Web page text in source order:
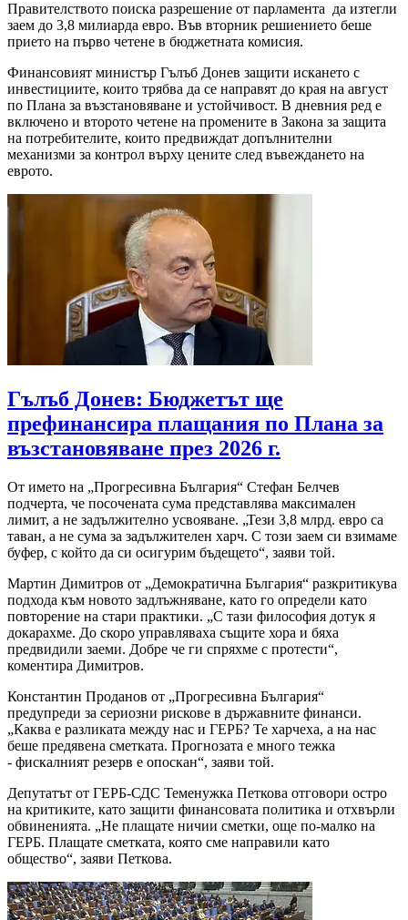
Правителството поиска разрешение от парламента да изтегли
заем до 3,8 милиарда евро. Във вторник решиението беше
прието на първо четене в бюджетната комисия.
Финансовият министър Гълъб Донев защити искането с
инвестициите, които трябва да се направят до края на август
по Плана за възстановяване и устойчивост. В дневния ред е
включено и второто четене на промените в Закона за защита
на потребителите, които предвиждат допълнителни
механизми за контрол върху цените след въвеждането на
еврото.
Гълъб Донев: Бюджетът ще
префинансира плащания по Плана за
възстановяване през 2026 г.
От името на „Прогресивна България“ Стефан Белчев
подчерта, че посочената сума представлява максимален
лимит, а не задължително усвояване. „Тези 3,8 млрд. евро са
таван, а не сума за задължителен харч. С този заем си взимаме
буфер, с който да си осигурим бъдещето“, заяви той.
Мартин Димитров от „Демократична България“ разкритикува
подхода към новото задлъжняване, като го определи като
повторение на стари практики. „С тази философия дотук я
докарахме. До скоро управляваха същите хора и бяха
предвидили заеми. Добре че ги спряхме с протести“,
коментира Димитров.
Константин Проданов от „Прогресивна България“
предупреди за сериозни рискове в държавните финанси.
„Каква е разликата между нас и ГЕРБ? Те харчеха, а на нас
беше предявена сметката. Прогнозата е много тежка
- фискалният резерв е опоскан“, заяви той.
Депутатът от ГЕРБ-СДС Теменужка Петкова отговори остро
на критиките, като защити финансовата политика и отхвърли
обвиненията. „Не плащате ничии сметки, още по-малко на
ГЕРБ. Плащате сметката, която сме направили като
общество“, заяви Петкова.